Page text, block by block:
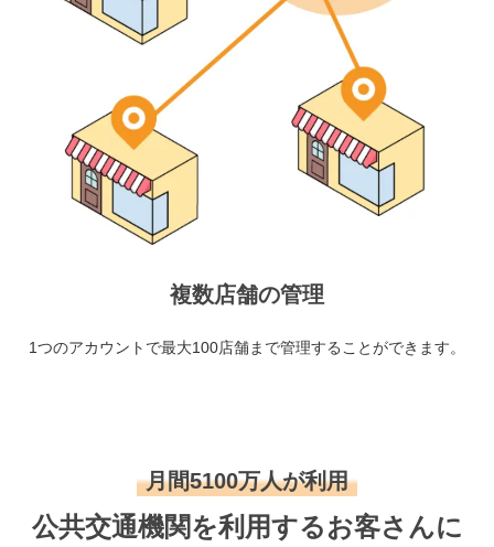
複数店舗の管理
1つのアカウントで最大100店舗まで管理することができます。
月間5100万人が利用
公共交通機関を利用するお客さんに